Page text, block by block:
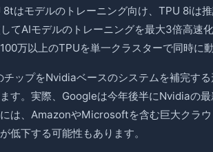
はモデルのトレーニング向け、TPU 8iは
てAIモデルのトレーニングを最大3倍高速
万以上のTPUを単一クラスターで同時に
ップをNvidiaベースのシステムを補完す
す。実際、Googleは今年後半にNvidiaの
は、AmazonやMicrosoftを含む巨大クラ
低下する可能性もあります。